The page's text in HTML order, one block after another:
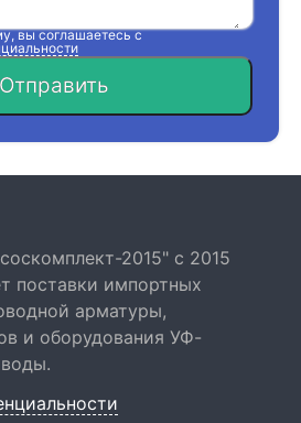
вы соглашаетесь с
Отправить
2015" с 2015
поставки импортных
арматуры,
и оборудования УФ-